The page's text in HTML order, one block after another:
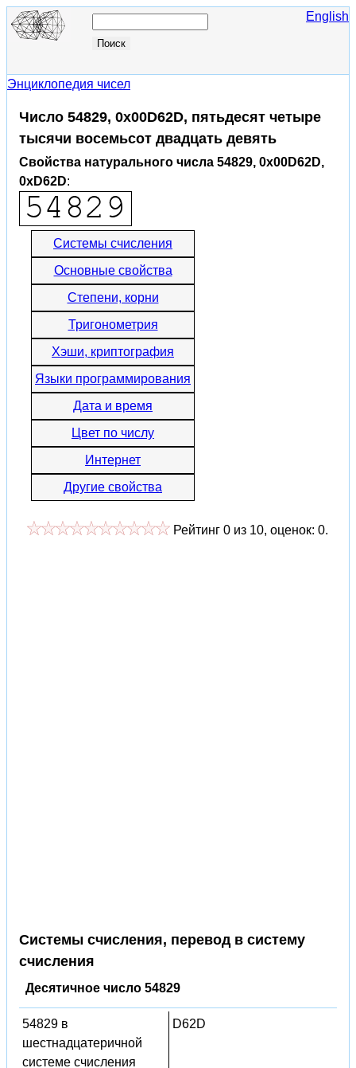
English
Энциклопедия чисел
Число 54829, 0x00D62D, пятьдесят четыре
тысячи восемьсот двадцать девять
Свойства натурального числа 54829, 0x00D62D,
0xD62D:
Системы счисления
Основные свойства
Степени, корни
Тригонометрия
Хэши, криптография
Языки программирования
Дата и время
Цвет по числу
Интернет
Другие свойства
Рейтинг 0 из 10, оценок: 0.
Системы счисления, перевод в систему
счисления
Десятичное число 54829
54829 в
шестнадцатеричной
системе счисления
D62D